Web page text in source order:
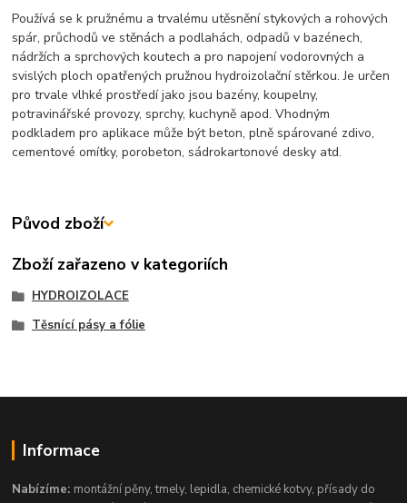
Používá se k pružnému a trvalému utěsnění stykových a rohových
spár, průchodů ve stěnách a podlahách, odpadů v bazénech,
nádržích a sprchových koutech a pro napojení vodorovných a
svislých ploch opatřených pružnou hydroizolační stěrkou. Je určen
pro trvale vlhké prostředí jako jsou bazény, koupelny,
potravinářské provozy, sprchy, kuchyně apod. Vhodným
podkladem pro aplikace může být beton, plně spárované zdivo,
cementové omítky, porobeton, sádrokartonové desky atd.
Původ zboží
Zboží zařazeno v kategoriích
HYDROIZOLACE
Těsnící pásy a fólie
Informace
Nabízíme: montážní pěny, tmely, lepidla, chemické kotvy, přísady do